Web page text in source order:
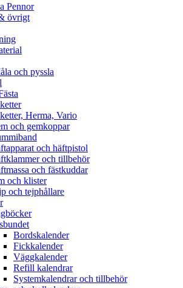
Pennor
övrigt
och pyssla
Herma, Vario
och gemkoppar
och häftpistol
och tillbehör
och fästkuddar
och klister
och tejphållare
Bordskalender
Fickkalender
Väggkalender
Refill kalendrar
Systemkalendrar och tillbehör